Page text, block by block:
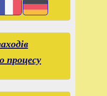
процесу